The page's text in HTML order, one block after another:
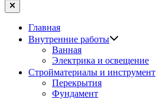
Закрыть
Главная
Внутренние работы
Ванная
Электрика и освещение
Стройматериалы и инструмент
Перекрытия
Фундамент